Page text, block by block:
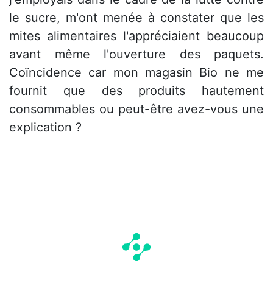
le sucre, m'ont menée à constater que les
mites alimentaires l'appréciaient beaucoup
avant même l'ouverture des paquets.
Coïncidence car mon magasin Bio ne me
fournit que des produits hautement
consommables ou peut-être avez-vous une
explication ?